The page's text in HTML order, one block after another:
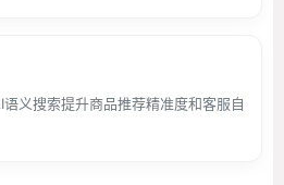
义搜索提升商品推荐精准度和客服自